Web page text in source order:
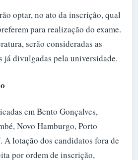
optar, no ato da inscrição, qual
para realização do exame.
serão consideradas as
divulgadas pela universidade.
em Bento Gonçalves,
Novo Hamburgo, Porto
A lotação dos candidatos fora de
por ordem de inscrição,